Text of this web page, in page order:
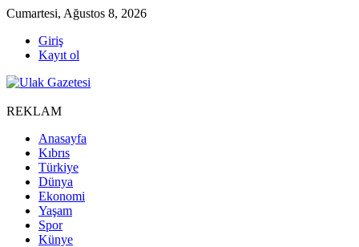
Cumartesi, Ağustos 8, 2026
Giriş
Kayıt ol
REKLAM
Anasayfa
Kıbrıs
Türkiye
Dünya
Ekonomi
Yaşam
Spor
Künye